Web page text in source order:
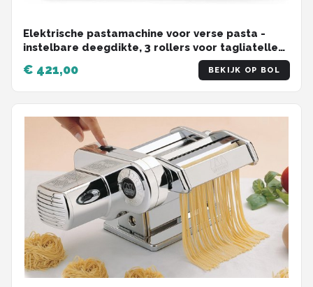
Elektrische pastamachine voor verse pasta -
instelbare deegdikte, 3 rollers voor tagliatelle
€ 421,00 BEKIJK OP BOL